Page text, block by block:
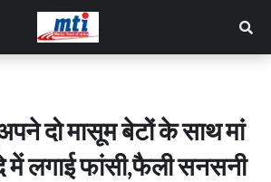
दो मासूम बेटों के साथ मां
में लगाई फांसी,फैली सनसनी